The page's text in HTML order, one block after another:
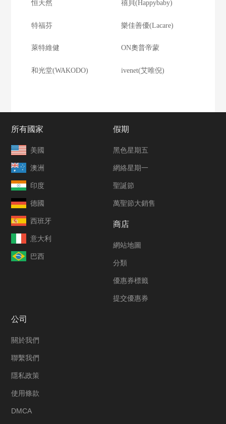
恒天然 禧貝(Happybaby)
特福芬 樂佳善優(Lacare)
萊特維健 ON奧普帝蒙
和光堂(WAKODO) ivenet(艾唯倪)
所有國家
美國
澳洲
印度
德國
西班牙
意大利
巴西
假期
黑色星期五
網絡星期一
聖誕節
萬聖節大銷售
商店
網站地圖
分類
優惠券標籤
提交優惠券
公司
關於我們
聯繫我們
隱私政策
使用條款
DMCA